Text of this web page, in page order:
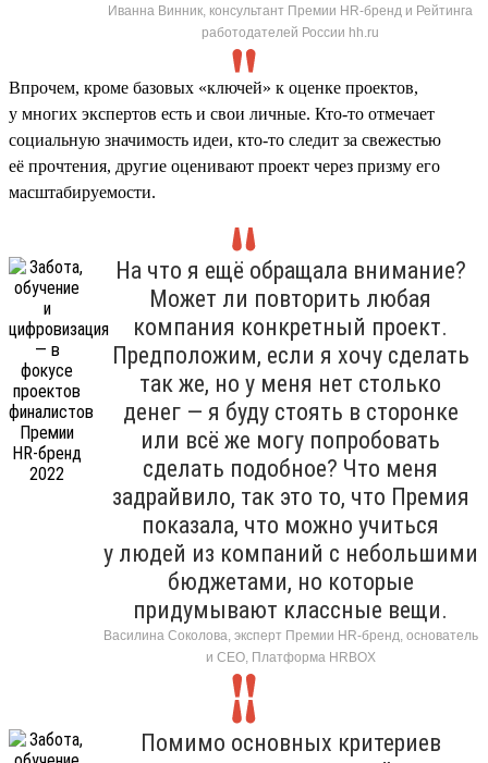
Иванна Винник, консультант Премии HR-бренд и Рейтинга
работодателей России hh.ru
Впрочем, кроме базовых «ключей» к оценке проектов,
у многих экспертов есть и свои личные. Кто-то отмечает
социальную значимость идеи, кто-то следит за свежестью
её прочтения, другие оценивают проект через призму его
масштабируемости.
На что я ещё обращала внимание?
Может ли повторить любая
компания конкретный проект.
Предположим, если я хочу сделать
так же, но у меня нет столько
денег — я буду стоять в сторонке
или всё же могу попробовать
сделать подобное? Что меня
задрайвило, так это то, что Премия
показала, что можно учиться
у людей из компаний с небольшими
бюджетами, но которые
придумывают классные вещи.
Василина Соколова, эксперт Премии HR-бренд, основатель
и CEO, Платформа HRBOХ
Помимо основных критериев